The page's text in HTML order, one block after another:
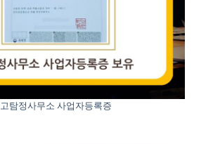
고탐정사무소 사업자등록증